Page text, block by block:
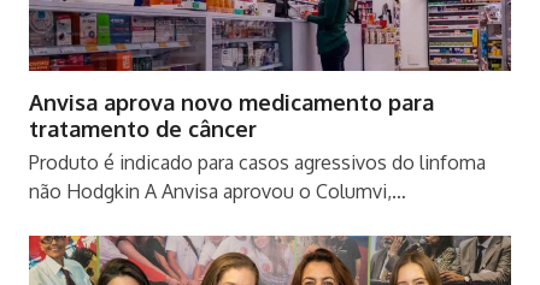
Anvisa aprova novo medicamento para
tratamento de câncer
Produto é indicado para casos agressivos do linfoma
não Hodgkin A Anvisa aprovou o Columvi,…